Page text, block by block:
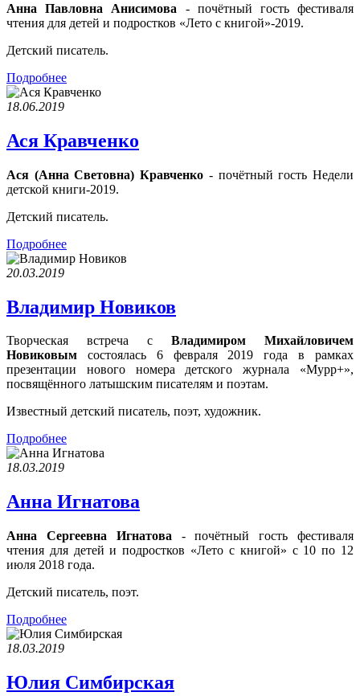
Анна Павловна Анисимова - почётный гость фестиваля
чтения для детей и подростков «Лето с книгой»-2019.
Детский писатель.
Подробнее
18.06.2019
Ася Кравченко
Ася (Анна Световна) Кравченко - почётный гость Недели
детской книги-2019.
Детский писатель.
Подробнее
20.03.2019
Владимир Новиков
Творческая встреча с Владимиром Михайловичем
Новиковым состоялась 6 февраля 2019 года в рамках
презентации нового номера детского журнала «Мурр+»,
посвящённого латышским писателям и поэтам.
Известный детский писатель, поэт, художник.
Подробнее
18.03.2019
Анна Игнатова
Анна Сергеевна Игнатова - почётный гость фестиваля
чтения для детей и подростков «Лето с книгой» с 10 по 12
июля 2018 года.
Детский писатель, поэт.
Подробнее
18.03.2019
Юлия Симбирская